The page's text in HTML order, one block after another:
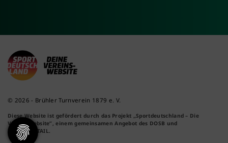
© 2026 - Brühler Turnverein 1879 e. V.
Diese Website ist gefördert durch das Projekt
„Sportdeutschland – Die
Vereinswebsite” , einem gemeinsamen Angebot des DOSB und
NETZCOCKTAIL.